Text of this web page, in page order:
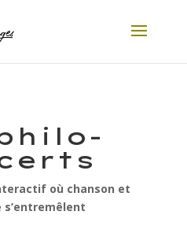
où chanson et
s’entremêlent